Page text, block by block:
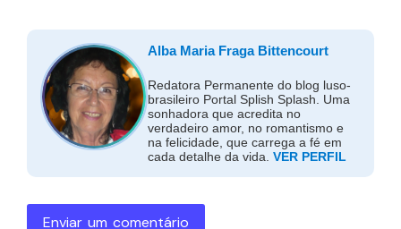
Alba Maria Fraga Bittencourt
Redatora Permanente do blog luso-
brasileiro Portal Splish Splash. Uma
sonhadora que acredita no
verdadeiro amor, no romantismo e
na felicidade, que carrega a fé em
cada detalhe da vida. VER PERFIL
Enviar um comentário